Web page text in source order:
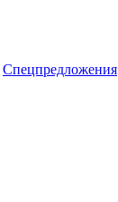
Спецпредложения